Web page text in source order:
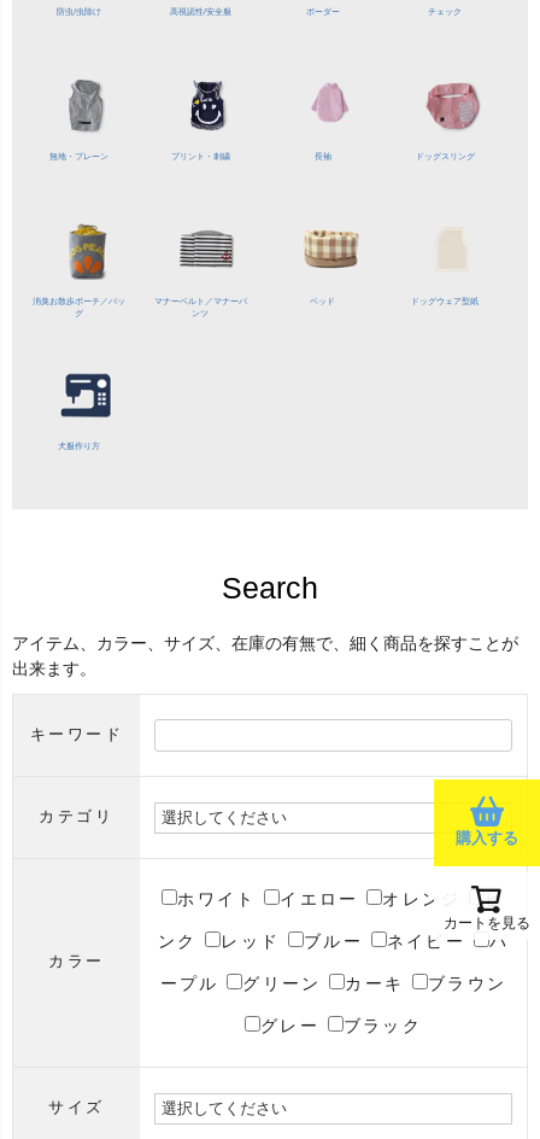
購入する
カートを見る
防虫/虫除け 高視認性/安全服 ボーダー チェック
無地・プレーン プリント・刺繍 長袖 ドッグスリング
消臭お散歩ポーチ／バッ
グ
マナーベルト／マナーパ
ンツ
ベッド ドッグウェア型紙
犬服作り方
Search
アイテム、カラー、サイズ、在庫の有無で、細く商品を探すことが
出来ます。
キーワード
カテゴリ
カラー
ホワイト イエロー オレンジ ピ
ンク レッド ブルー ネイビー パ
ープル グリーン カーキ ブラウン
グレー ブラック
サイズ